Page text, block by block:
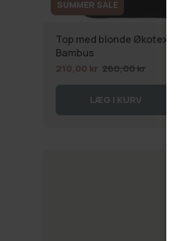
SUMMER SALE
Top med blonde Økotex
Bambus
210,00 kr 260,00 kr
LÆG I KURV